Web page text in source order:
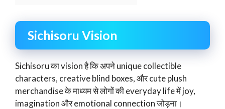
Sichisoru Vision
Sichisoru का vision है कि अपने unique collectible
characters, creative blind boxes, और cute plush
merchandise के माध्यम से लोगों की everyday life में joy,
imagination और emotional connection जोड़ना।